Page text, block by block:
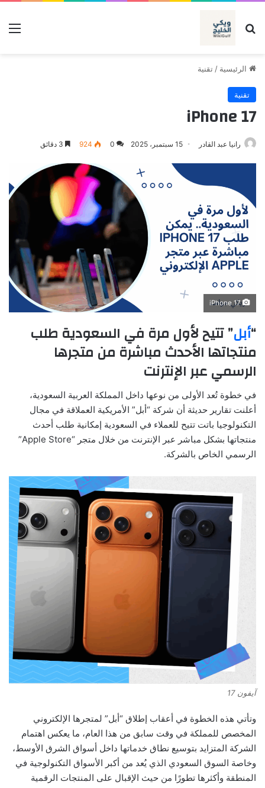
بحث عن
الرئيسية / تقنية
تقنية
iPhone 17
رانيا عبد القادر 15 سبتمبر، 2025 0
924
iPhone 17
“أبل” تتيح لأول مرة في السعودية طلب
منتجاتها الأحدث مباشرة من متجرها
الرسمي عبر الإنترنت
في خطوة تُعد الأولى من نوعها داخل المملكة العربية السعودية،
أعلنت تقارير حديثة أن شركة “أبل” الأمريكية العملاقة في مجال
التكنولوجيا باتت تتيح للعملاء في السعودية إمكانية طلب أحدث
منتجاتها بشكل مباشر عبر الإنترنت من خلال متجر “Apple Store”
الرسمي الخاص بالشركة.
آيفون 17
وتأتي هذه الخطوة في أعقاب إطلاق “أبل” لمتجرها الإلكتروني
المخصص للمملكة في وقت سابق من هذا العام، ما يعكس اهتمام
الشركة المتزايد بتوسيع نطاق خدماتها داخل أسواق الشرق الأوسط،
وخاصة السوق السعودي الذي يُعد من أكبر الأسواق التكنولوجية في
المنطقة وأكثرها تطورًا من حيث الإقبال على المنتجات الرقمية